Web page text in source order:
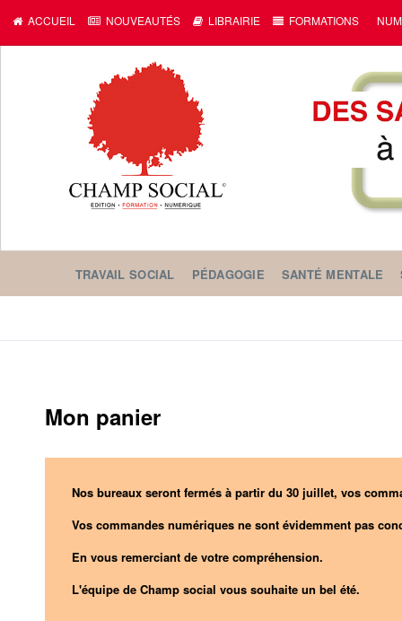
ACCUEIL NOUVEAUTÉS LIBRAIRIE FORMATIONS
TRAVAIL SOCIAL PÉDAGOGIE SANTÉ MENTALE
Mon panier
Nos bureaux seront fermés à partir du 30 juillet, vos
Vos commandes numériques ne sont évidemment pas
En vous remerciant de votre compréhension.
L'équipe de Champ social vous souhaite un bel été.